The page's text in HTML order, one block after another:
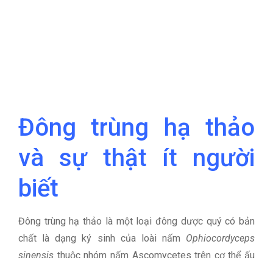
Đông trùng hạ thảo
và sự thật ít người
biết
Đông trùng hạ thảo là một loại đông dược quý có bản
chất là dạng ký sinh của loài nấm Ophiocordyceps
sinensis thuộc nhóm nấm Ascomycetes trên cơ thể ấu